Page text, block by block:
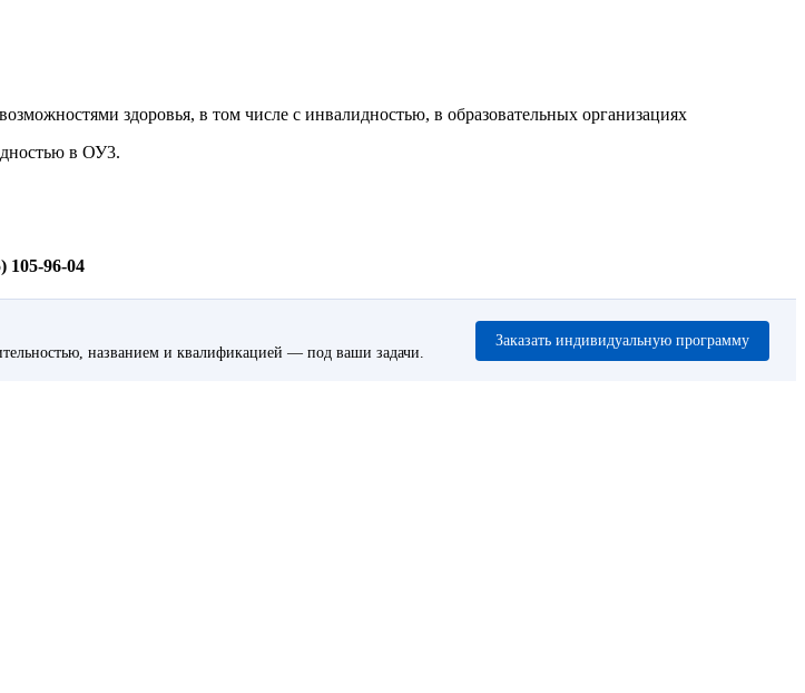
здоровья, в том числе с инвалидностью, в образовательных организациях
в ОУ3.
105-96-04
названием и квалификацией — под ваши задачи.
Заказать индивидуальную программу